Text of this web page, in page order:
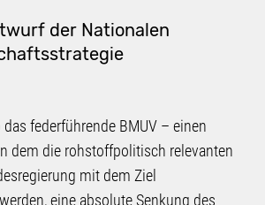
der Nationalen
federführende BMUV – einen
dem die rohstoffpolitisch relevanten
mit dem Ziel
eine absolute Senkung des